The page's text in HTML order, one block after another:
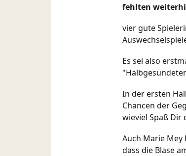
fehlten
vier gute
Es sei also
In der ersten
Chancen der
wieviel Spaß Dir
Auch Marie
dass die Blase